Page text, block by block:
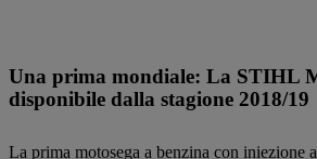
Una prima mondiale: La STIHL
disponibile dalla stagione 2018/19
La prima motosega a benzina con iniezione